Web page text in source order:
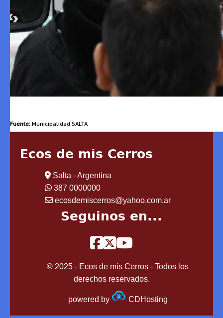
Fuente: Municipalidad SALTA
Ecos de mis Cerros
Salta - Argentina
387 0000000
ecosdemiscerros@yahoo.com.ar
Seguinos en...
© 2025 - Ecos de mis Cerros - Todos los
derechos reservados.
powered by CDHosting